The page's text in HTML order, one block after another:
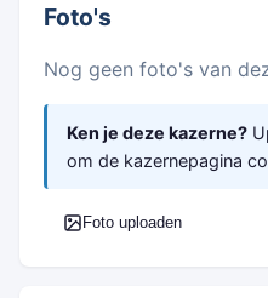
Foto's
Nog geen foto's van
Ken je deze kazerne?
om de kazernepagina
Foto uploaden